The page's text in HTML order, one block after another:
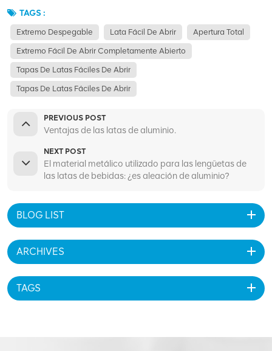
TAGS :
Extremo Despegable Lata Fácil De Abrir Apertura Total
Extremo Fácil De Abrir Completamente Abierto
Tapas De Latas Fáciles De Abrir
Tapas De Latas Fáciles De Abrir
PREVIOUS POST
Ventajas de las latas de aluminio.
NEXT POST
El material metálico utilizado para las lengüetas de
las latas de bebidas: ¿es aleación de aluminio?
BLOG LIST
ARCHIVES
TAGS